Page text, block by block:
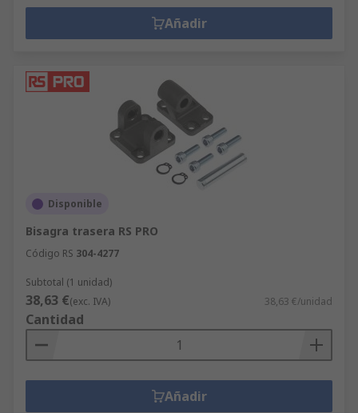
Añadir
Disponible
Bisagra trasera RS PRO
Código RS 304-4277
Subtotal (1 unidad)
38,63 €(exc. IVA) 38,63 €/unidad
Cantidad
Añadir